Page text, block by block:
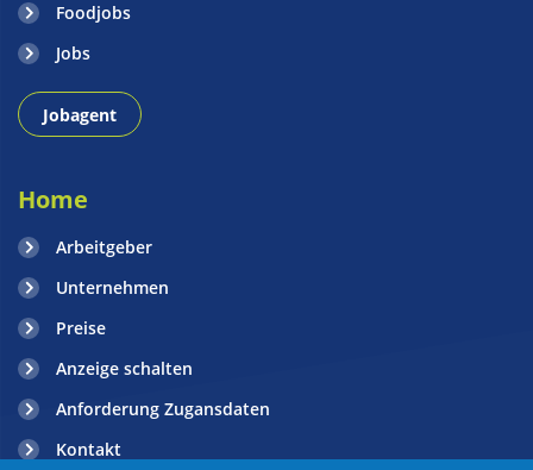
Foodjobs
Jobs
Jobagent
Home
Arbeitgeber
Unternehmen
Preise
Anzeige schalten
Anforderung Zugansdaten
Kontakt